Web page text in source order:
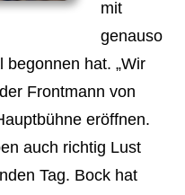
mit
genauso
hat. „Wir
Frontmann von
eröffnen.
auch richtig Lust
Tag. Bock hat